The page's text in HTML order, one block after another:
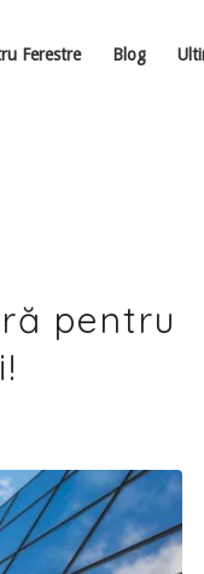
Ferestre Blog
pentru